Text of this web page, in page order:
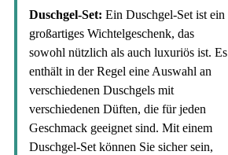
Duschgel-Set: Ein Duschgel-Set ist ein
großartiges Wichtelgeschenk, das
sowohl nützlich als auch luxuriös ist. Es
enthält in der Regel eine Auswahl an
verschiedenen Duschgels mit
verschiedenen Düften, die für jeden
Geschmack geeignet sind. Mit einem
Duschgel-Set können Sie sicher sein,